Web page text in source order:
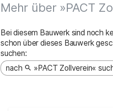
Mehr über »PACT
Bei diesem Bauwerk sind noch
schon über dieses Bauwerk
suchen:
nach
»PACT Zollverein«